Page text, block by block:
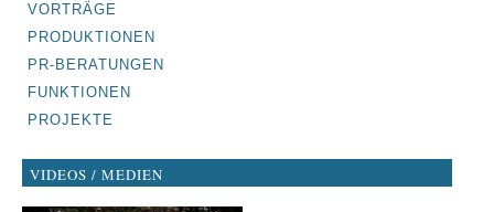
VORTRÄGE
PRODUKTIONEN
PR-BERATUNGEN
FUNKTIONEN
PROJEKTE
VIDEOS / MEDIEN